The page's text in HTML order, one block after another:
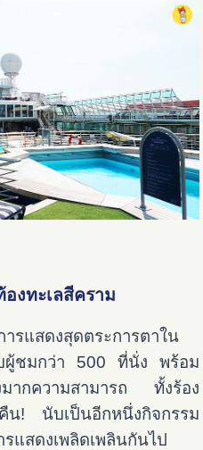
งทะเลสีคราม
ารแสดงสุดตระการตาใน
ผู้ชมกว่า 500 ที่นั่ง พร้อม
มากความสามารถ ทั้งร้อง
น! นับเป็นอีกหนึ่งกิจกรรม
แสดงเพลิดเพลินกันไป